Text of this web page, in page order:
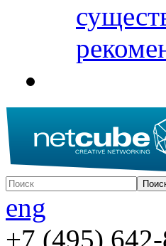
eng
+7 (495)